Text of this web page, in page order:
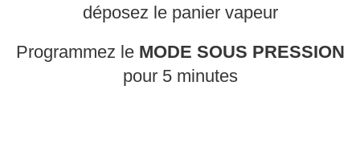
déposez le panier vapeur
Programmez le MODE SOUS PRESSION
pour 5 minutes